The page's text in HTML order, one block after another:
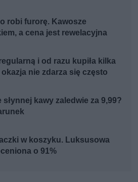
robi furorę. Kawosze
a cena jest rewelacyjna
i od razu kupiła kilka
nie zdarza się często
kawy zaledwie za 9,99?
w koszyku. Luksusowa
o 91%